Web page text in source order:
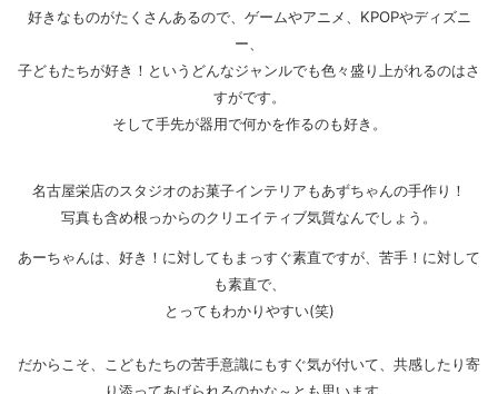
好きなものがたくさんあるので、ゲームやアニメ、KPOPやディズニ
ー、
子どもたちが好き！というどんなジャンルでも色々盛り上がれるのはさ
すがです。
そして手先が器用で何かを作るのも好き。
名古屋栄店のスタジオのお菓子インテリアもあずちゃんの手作り！
写真も含め根っからのクリエイティブ気質なんでしょう。
あーちゃんは、好き！に対してもまっすぐ素直ですが、苦手！に対して
も素直で、
とってもわかりやすい(笑)
だからこそ、こどもたちの苦手意識にもすぐ気が付いて、共感したり寄